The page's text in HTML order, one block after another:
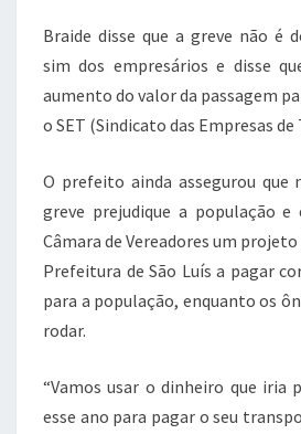
k
Braide disse que a greve não é
sim dos empresários e disse
aumento do valor da passagem
o SET (Sindicato das Empresas
O prefeito ainda assegurou que
greve prejudique a população e
Câmara de Vereadores um
Prefeitura de São Luís a pagar
para a população, enquanto os
rodar.
“Vamos usar o dinheiro que iria
esse ano para pagar o seu